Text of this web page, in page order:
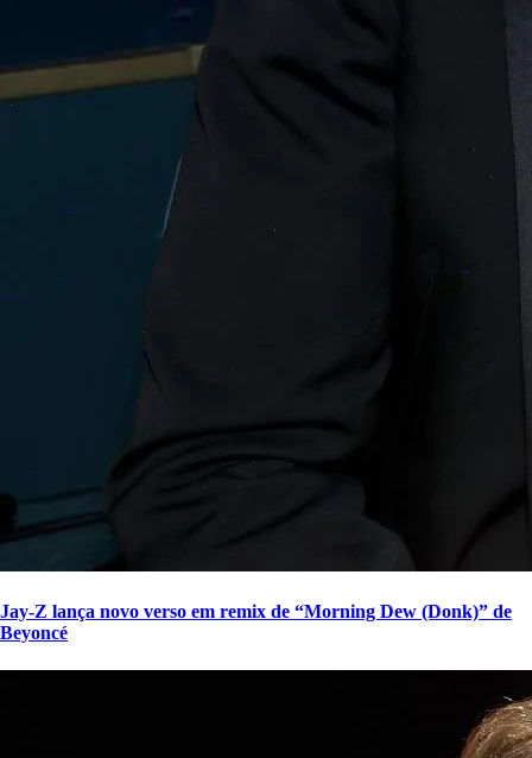
Jay-Z lança novo verso em remix de “Morning Dew (Donk)” de
Beyoncé